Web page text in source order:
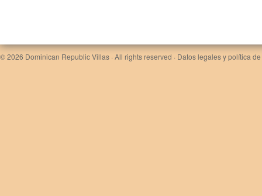
© 2026 Dominican Republic Villas · All rights reserved · Datos legales y política